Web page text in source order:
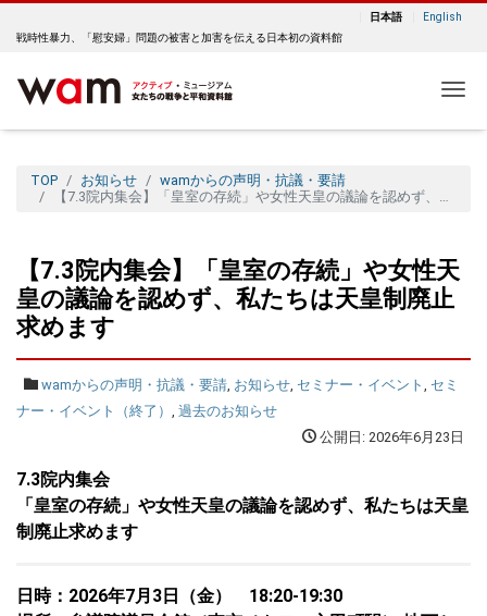
日本語
English
戦時性暴力、「慰安婦」問題の被害と加害を伝える日本初の資料館
TOP お知らせ
wamからの声明・抗議・要請
【7.3院内集会】「皇室の存続」や女性天皇の議論を認めず、私たちは天皇制廃止求めます
【7.3院内集会】「皇室の存続」や女性天
皇の議論を認めず、私たちは天皇制廃止
求めます
wamからの声明・抗議・要請, お知らせ, セミナー・イベント
セミ
ナー・イベント（終了）
過去のお知らせ
公開日: 2026年6月23日
7.3院内集会
「皇室の存続」や女性天皇の議論を認めず、私たちは天皇
制廃止求めます
日時：2026年7月3日（金） 18:20-19:30